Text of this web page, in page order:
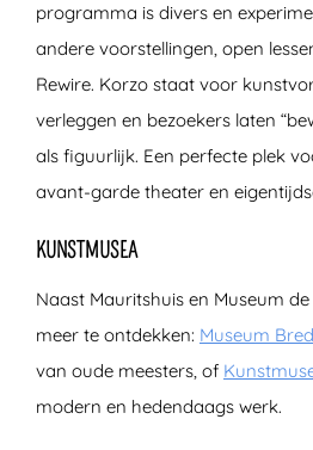
programma is divers en
andere voorstellingen, open
Rewire. Korzo staat voor
verleggen en bezoekers laten
als figuurlijk. Een perfecte plek
avant-garde theater en
KUNSTMUSEA
Naast Mauritshuis en Museum
meer te ontdekken: Museum
van oude meesters, of
modern en hedendaags werk.